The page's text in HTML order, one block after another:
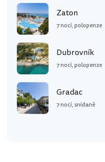
Zaton
7 nocí, polopenze
Dubrovník
7 nocí, polopenze
Gradac
7 nocí, snídaně